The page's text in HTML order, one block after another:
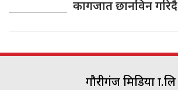
कागजात छानविन गरिदै
गौरीगंज मिडिया प्रा.लि